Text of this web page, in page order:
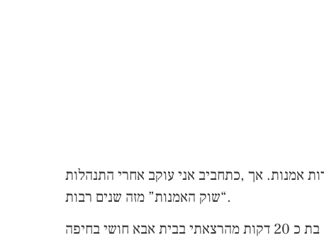
אמנות. אך ,כתחביב אני עוקב אחרי התנהלות
“שוק האמנות” מזה שנים רבות.